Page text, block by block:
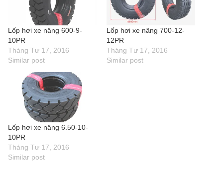
Lốp hơi xe nâng 600-9-
10PR
Tháng Tư 17, 2016
Similar post
Lốp hơi xe nâng 700-12-
12PR
Tháng Tư 17, 2016
Similar post
Lốp hơi xe nâng 6.50-10-
10PR
Tháng Tư 17, 2016
Similar post